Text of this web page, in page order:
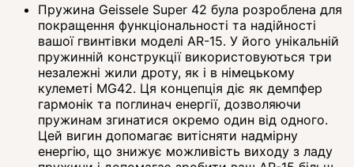
Пружина Geissele Super 42 була розроблена для
покращення функціональності та надійності
вашої гвинтівки моделі AR-15. У його унікальній
пружинній конструкції використовуються три
незалежні жили дроту, як і в німецькому
кулеметі MG42. Ця концепція діє як демпфер
гармонік та поглинач енергії, дозволяючи
пружинам згинатися окремо один від одного.
Цей вигин допомагає витісняти надмірну
енергію, що знижує можливість виходу з ладу